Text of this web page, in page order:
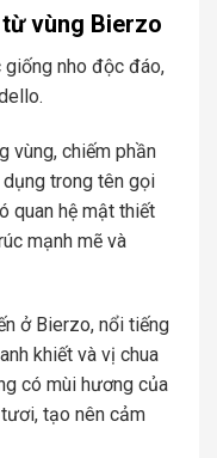
vùng Bierzo
nho độc đáo,
vùng, chiếm phần
trong tên gọi
quan hệ mật thiết
mạnh mẽ và
ở Bierzo, nổi tiếng
khiết và vị chua
có mùi hương của
tạo nên cảm